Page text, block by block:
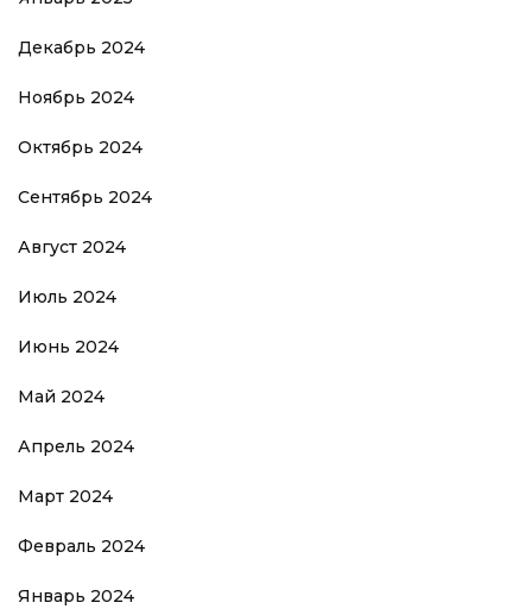
Декабрь 2024
Ноябрь 2024
Октябрь 2024
Сентябрь 2024
Август 2024
Июль 2024
Июнь 2024
Май 2024
Апрель 2024
Март 2024
Февраль 2024
Январь 2024